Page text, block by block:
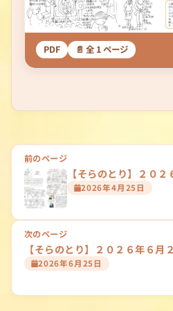
PDF 📄 全 1 ページ
投
稿
ナ
ビ
ー
シ
前のページ
【そらのとり】２０
2026年4月25日
次のページ
【そらのとり】２０２６年６月
2026年6月25日